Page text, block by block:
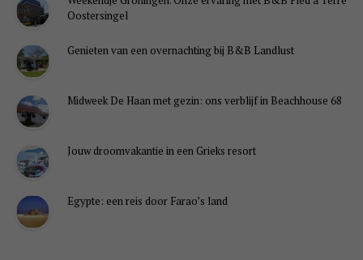
Oostersingel
Genieten van een overnachting bij B&B Landlust
Midweek De Haan met gezin: ons verblijf in Beachhouse 68
Jouw droomvakantie in een Grieks resort
Egypte: een reis door Farao’s land